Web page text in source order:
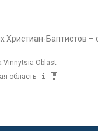
Христиан-Баптистов –
Vinnytsia Oblast
область